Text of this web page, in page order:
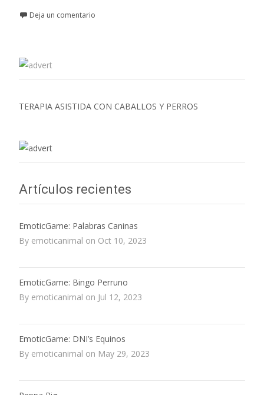
Deja un comentario
TERAPIA ASISTIDA CON CABALLOS Y PERROS
Artículos recientes
EmoticGame: Palabras Caninas
By emoticanimal on Oct 10, 2023
EmoticGame: Bingo Perruno
By emoticanimal on Jul 12, 2023
EmoticGame: DNI’s Equinos
By emoticanimal on May 29, 2023